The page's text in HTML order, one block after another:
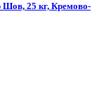
Шов, 25 кг, Кремово-